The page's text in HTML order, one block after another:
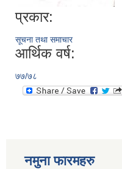
प्रकार:
सूचना तथा समाचार
आर्थिक वर्ष:
७७/७८
नमुना फारमहरु